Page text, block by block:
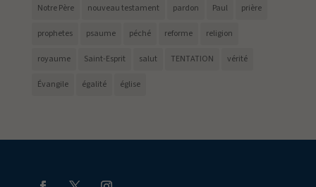
Notre Père nouveau testament pardon Paul prière
prophetes psaume péché reforme religion
royaume Saint-Esprit salut TENTATION vérité
Évangile égalité église